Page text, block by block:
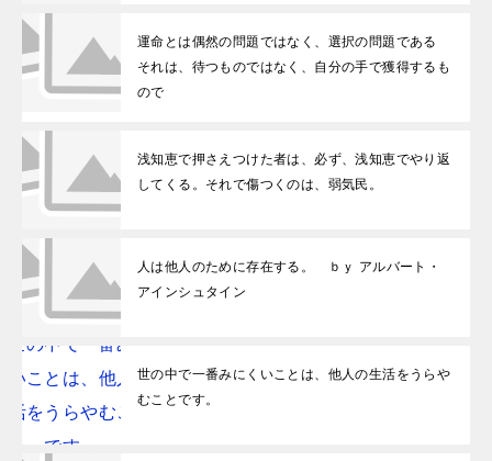
運命とは偶然の問題ではなく、選択の問題である
それは、待つものではなく、自分の手で獲得するも
ので
浅知恵で押さえつけた者は、必ず、浅知恵でやり返
してくる。それで傷つくのは、弱気民。
人は他人のために存在する。 ｂｙ アルバート・
アインシュタイン
世の中で一番みにくいことは、他人の生活をうらや
むことです。